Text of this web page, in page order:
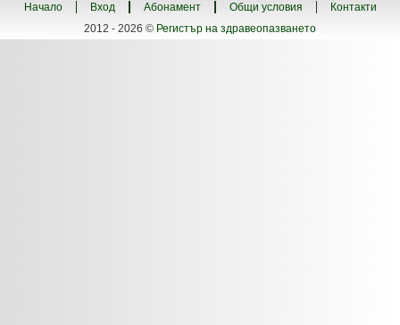
Начало Вход Абонамент Общи условия
Контакти
2012 - 2026 © Регистър на здравеопазването